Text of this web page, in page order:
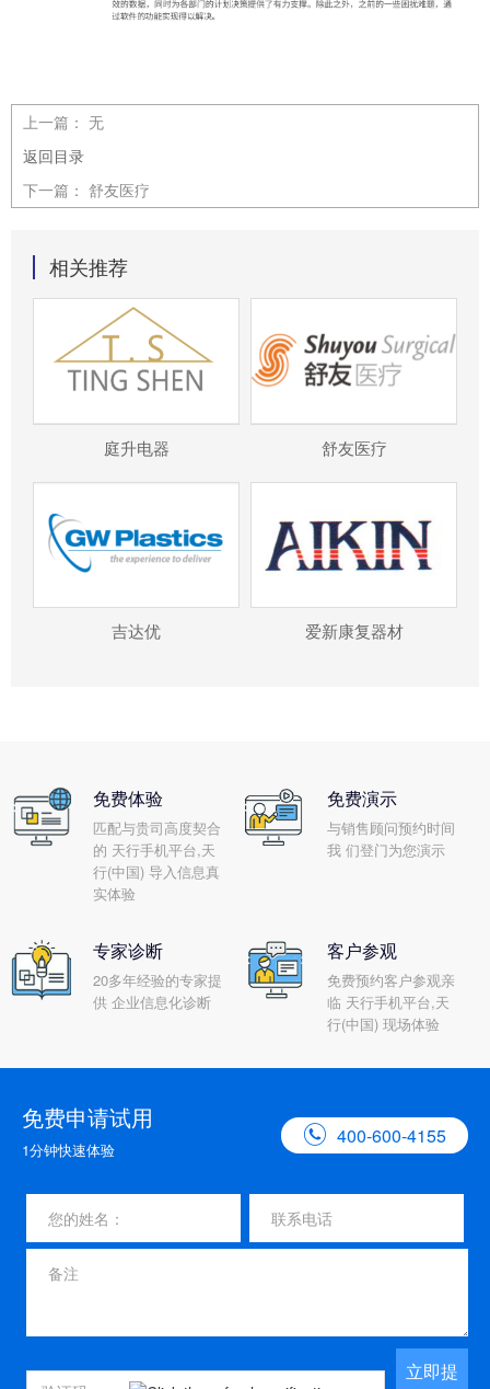
上一篇： 无
返回目录
下一篇： 舒友医疗
相关推荐
庭升电器 舒友医疗
吉达优 爱新康复器材
免费体验
匹配与贵司高度契合
的 天行手机平台,天
行(中国) 导入信息真
实体验
免费演示
与销售顾问预约时间
我 们登门为您演示
专家诊断
20多年经验的专家提
供 企业信息化诊断
客户参观
免费预约客户参观亲
临 天行手机平台,天
行(中国) 现场体验
免费申请试用
1分钟快速体验
 400-600-4155
立即提